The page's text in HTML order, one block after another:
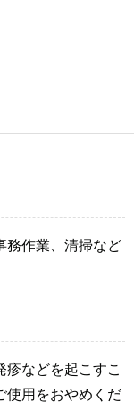
務作業、清掃など
疹などを起こすこ
使用をおやめくだ